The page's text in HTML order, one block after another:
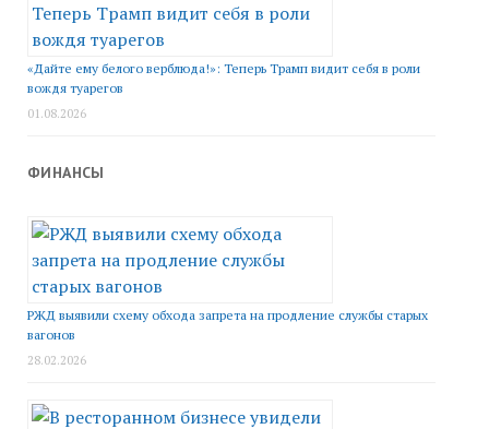
«Дайте ему белого верблюда!»: Теперь Трамп видит себя в роли
вождя туарегов
01.08.2026
ФИНАНСЫ
РЖД выявили схему обхода запрета на продление службы старых
вагонов
28.02.2026